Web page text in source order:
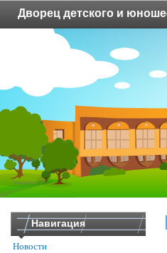
Дворец детского и
Навигация
Новости